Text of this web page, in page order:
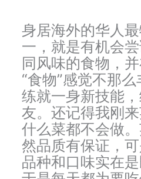
身居海外的华人
一，就是有机会
同风味的食物，
“食物”感觉不那么
练就一身新技能
友。还记得我刚来
什么菜都不会做
然品质有保证，
品种和口味实在是